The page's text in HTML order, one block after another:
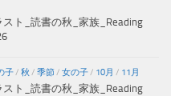
ト_読書の秋_家族_Reading
子/ 秋 / 季節/ 女の子/ 10月 / 11月
ト_読書の秋_家族_Reading